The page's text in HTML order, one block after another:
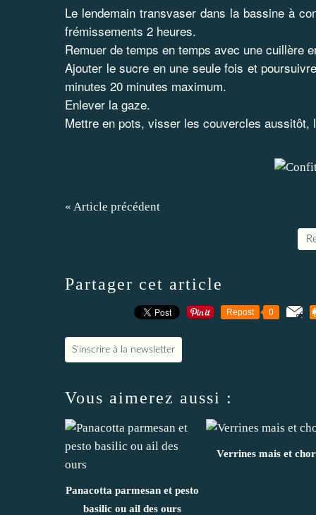
Le lendemain transvaser dans la bassine à
frémissements 2 heures.
Remuer de temps en temps avec une cuillère
Ajouter le sucre en une seule fois et
minutes 20 minutes maximum.
Enlever la gaze.
Mettre en pots, visser les couvercles
« Article précédent
Partager cet article
Repost 0
S'inscrire à la newsletter
Vous aimerez aussi :
Panacotta parmesan et pesto
basilic ou ail des ours
Verrines mais et